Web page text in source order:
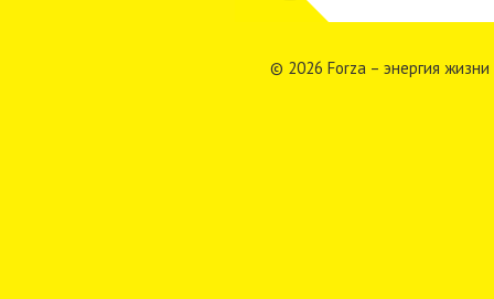
© 2026 Forza – энергия жизни